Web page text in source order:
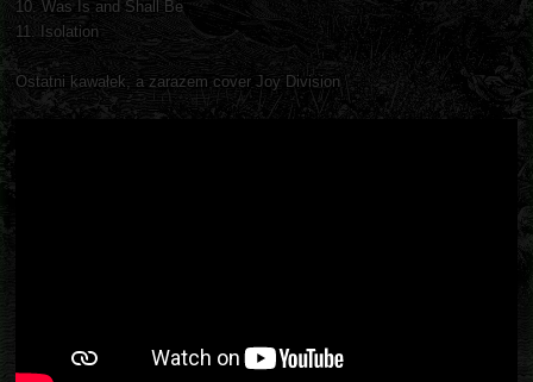
10. Was Is and Shall Be
11. Isolation
Ostatni kawałek, a zarazem cover Joy Division